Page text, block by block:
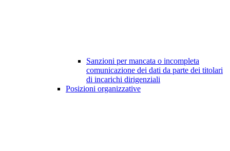
Sanzioni per mancata o incompleta
comunicazione dei dati da parte dei titolari
di incarichi dirigenziali
Posizioni organizzative